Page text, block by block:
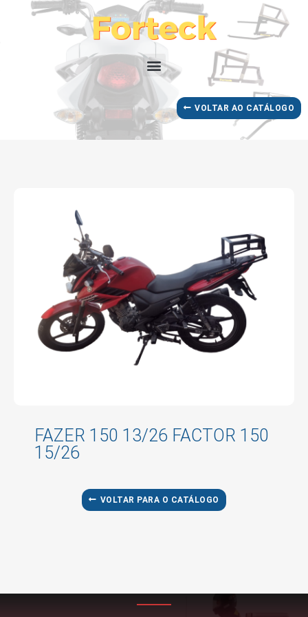
VOLTAR AO CATÁLOGO
FAZER 150 13/26 FACTOR 150
15/26
VOLTAR PARA O CATÁLOGO